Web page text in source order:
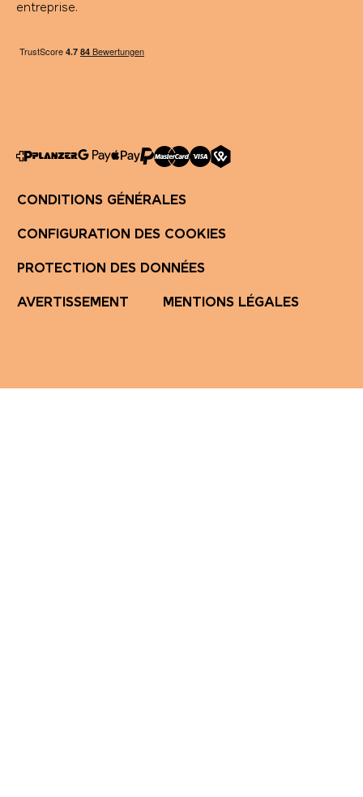
entreprise.
CONDITIONS GÉNÉRALES
CONFIGURATION DES COOKIES
PROTECTION DES DONNÉES
AVERTISSEMENT MENTIONS LÉGALES